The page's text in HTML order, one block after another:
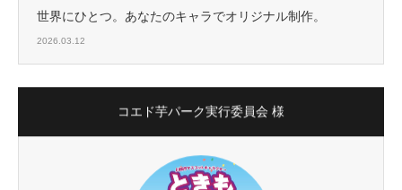
世界にひとつ。あなたのキャラでオリジナル制作。
2026.03.12
コエド芋パーク実行委員会 様